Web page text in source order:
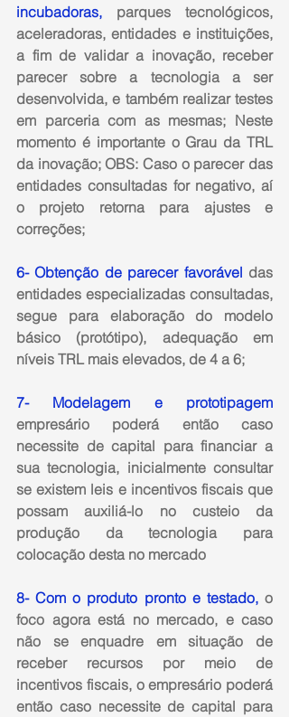
incubadoras, parques tecnológicos,
aceleradoras, entidades e instituições,
a fim de validar a inovação, receber
parecer sobre a tecnologia a ser
desenvolvida, e também realizar testes
em parceria com as mesmas; Neste
momento é importante o Grau da TRL
da inovação; OBS: Caso o parecer das
entidades consultadas for negativo, aí
o projeto retorna para ajustes e
correções;
6- Obtenção de parecer favorável das
entidades especializadas consultadas,
segue para elaboração do modelo
básico (protótipo), adequação em
níveis TRL mais elevados, de 4 a 6;
7- Modelagem e prototipagem
empresário poderá então caso
necessite de capital para financiar a
sua tecnologia, inicialmente consultar
se existem leis e incentivos fiscais que
possam auxiliá-lo no custeio da
produção da tecnologia para
colocação desta no mercado
8- Com o produto pronto e testado, o
foco agora está no mercado, e caso
não se enquadre em situação de
receber recursos por meio de
incentivos fiscais, o empresário poderá
então caso necessite de capital para